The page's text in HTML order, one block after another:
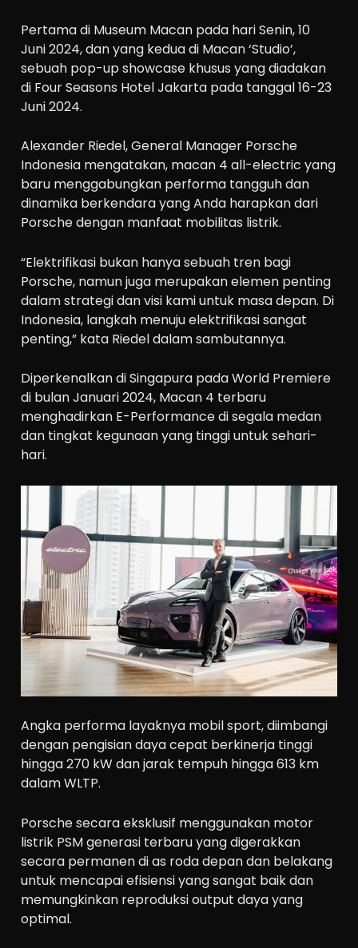
Pertama di Museum Macan pada hari Senin, 10
Juni 2024, dan yang kedua di Macan ‘Studio’,
sebuah pop-up showcase khusus yang diadakan
di Four Seasons Hotel Jakarta pada tanggal 16-23
Juni 2024.
Alexander Riedel, General Manager Porsche
Indonesia mengatakan, macan 4 all-electric yang
baru menggabungkan performa tangguh dan
dinamika berkendara yang Anda harapkan dari
Porsche dengan manfaat mobilitas listrik.
“Elektrifikasi bukan hanya sebuah tren bagi
Porsche, namun juga merupakan elemen penting
dalam strategi dan visi kami untuk masa depan. Di
Indonesia, langkah menuju elektrifikasi sangat
penting,” kata Riedel dalam sambutannya.
Diperkenalkan di Singapura pada World Premiere
di bulan Januari 2024, Macan 4 terbaru
menghadirkan E-Performance di segala medan
dan tingkat kegunaan yang tinggi untuk sehari-
hari.
Angka performa layaknya mobil sport, diimbangi
dengan pengisian daya cepat berkinerja tinggi
hingga 270 kW dan jarak tempuh hingga 613 km
dalam WLTP.
Porsche secara eksklusif menggunakan motor
listrik PSM generasi terbaru yang digerakkan
secara permanen di as roda depan dan belakang
untuk mencapai efisiensi yang sangat baik dan
memungkinkan reproduksi output daya yang
optimal.